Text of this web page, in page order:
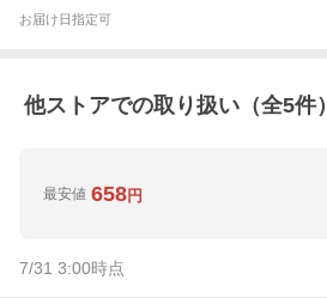
お届け日指定可
他ストアでの取り扱い（全5件）
最安値 658円
7/31 3:00時点